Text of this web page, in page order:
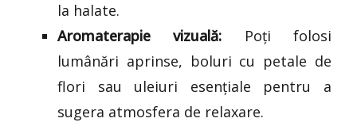
la halate.
Aromaterapie vizuală: Poți folosi
lumânări aprinse, boluri cu petale de
flori sau uleiuri esențiale pentru a
sugera atmosfera de relaxare.